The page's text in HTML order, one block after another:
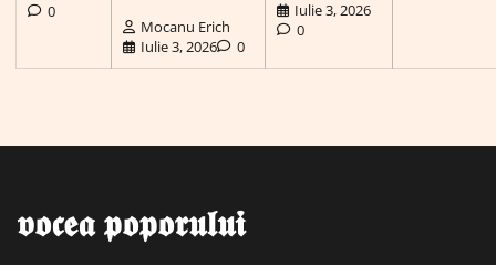
0
Mocanu Erich
Iulie 3, 2026
0
Iulie 3, 2026
0
𝖛𝖔𝖈𝖊𝖆 𝖕𝖔𝖕𝖔𝖗𝖚𝖑𝖚𝖎